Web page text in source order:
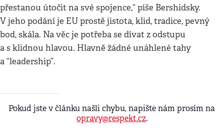
přestanou útočit na své spojence,“ píše Bershidsky.
V jeho podání je EU prostě jistota, klid, tradice, pevný
bod, skála. Na věc je potřeba se dívat z odstupu
a s klidnou hlavou. Hlavně žádné unáhlené tahy
a “leadership”.
Pokud jste v článku našli chybu, napište nám prosím na
opravy@respekt.cz.